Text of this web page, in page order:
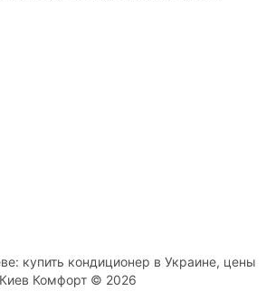
купить кондиционер в Украине, цены
Киев Комфорт © 2026